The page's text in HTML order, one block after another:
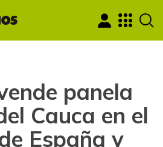
panela
Cauca en el
España y